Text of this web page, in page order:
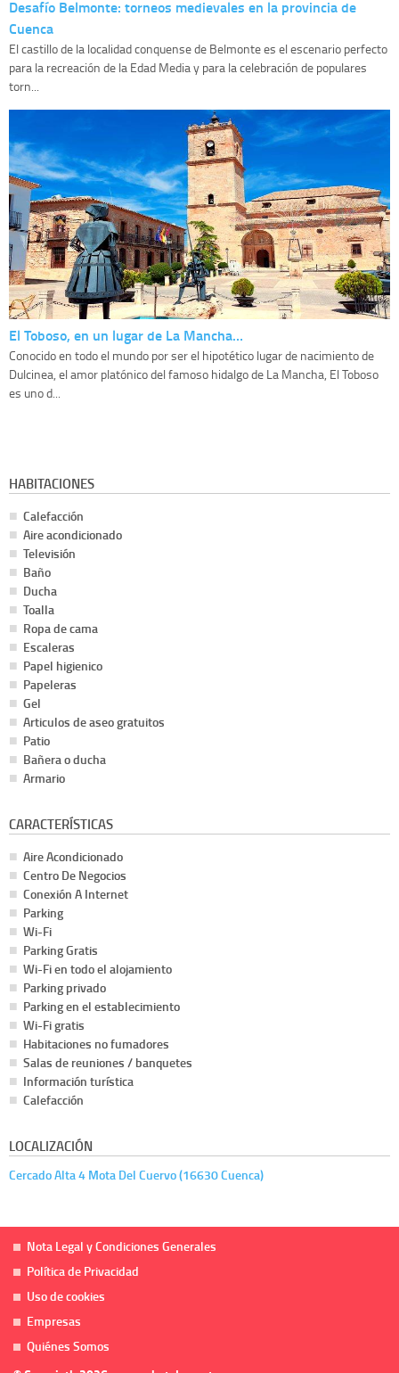
Desafío Belmonte: torneos medievales en la provincia de
Cuenca
El castillo de la localidad conquense de Belmonte es el escenario perfecto
para la recreación de la Edad Media y para la celebración de populares
torn...
El Toboso, en un lugar de La Mancha…
Conocido en todo el mundo por ser el hipotético lugar de nacimiento de
Dulcinea, el amor platónico del famoso hidalgo de La Mancha, El Toboso
es uno d...
HABITACIONES
Calefacción
Aire acondicionado
Televisión
Baño
Ducha
Toalla
Ropa de cama
Escaleras
Papel higienico
Papeleras
Gel
Articulos de aseo gratuitos
Patio
Bañera o ducha
Armario
CARACTERÍSTICAS
Aire Acondicionado
Centro De Negocios
Conexión A Internet
Parking
Wi-Fi
Parking Gratis
Wi-Fi en todo el alojamiento
Parking privado
Parking en el establecimiento
Wi-Fi gratis
Habitaciones no fumadores
Salas de reuniones / banquetes
Información turística
Calefacción
LOCALIZACIÓN
Cercado Alta 4 Mota Del Cuervo (16630 Cuenca)
Nota Legal y Condiciones Generales
Política de Privacidad
Uso de cookies
Empresas
Quiénes Somos